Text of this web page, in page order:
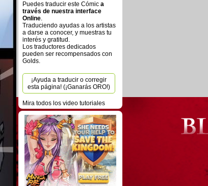
Puedes traducir este Cómic a
través de nuestra interface
Online.
Traduciendo ayudas a los artistas
a darse a conocer, y muestras tu
interés y gratitud.
Los traductores dedicados
pueden ser recompensados con
Golds.
¡Ayuda a traducir o corregir
esta página! (¡Ganarás ORO!)
Mira todos los video tutoriales